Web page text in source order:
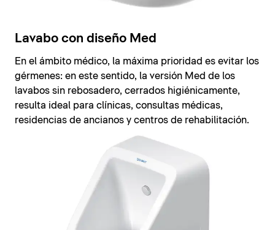
Lavabo con diseño Med
En el ámbito médico, la máxima prioridad es evitar los
gérmenes: en este sentido, la versión Med de los
lavabos sin rebosadero, cerrados higiénicamente,
resulta ideal para clínicas, consultas médicas,
residencias de ancianos y centros de rehabilitación.